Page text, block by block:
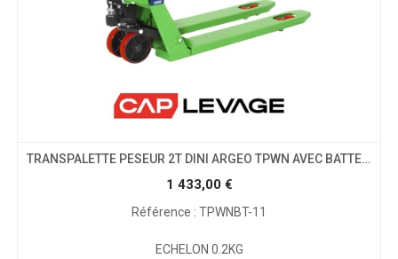
TRANSPALETTE PESEUR 2T DINI ARGEO TPWN AVEC BATTERIE
1 433,00€
Référence : TPWNBT-11
ECHELON 0.2KG